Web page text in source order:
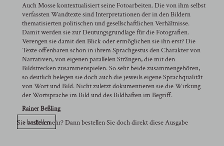
Auch Mosse kontextualisiert seine Fotoarbeiten. Die von ihm selbst
verfassten Wandtexte sind Interpretationen der in den Bildern
thematisierten politischen und gesellschaftlichen Verhältnisse.
Damit werden sie zur Deutungsgrundlage für die Fotografien.
Verengen sie damit den Blick oder ermöglichen sie ihn erst? Die
Texte offenbaren schon in ihrem Sprachgestus den Charakter von
Narrativen, von eigenen parallelen Strängen, die mit den
Bildstrecken zusammenspielen. So sehr beide zusammengehören,
so deutlich belegen sie doch auch die jeweils eigene Sprachqualität
von Wort und Bild. Nicht zuletzt dokumentieren sie die Wirkung
der Wortsprache im Bild und des Bildhaften im Begriff.
Rainer Beßling
Sie wollen mehr? Dann bestellen Sie doch direkt diese Ausgabe
> bestellen